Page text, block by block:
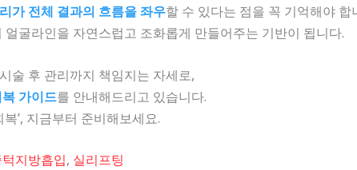
가 전체 결과의 흐름을 좌우할 수 있다는 점을 꼭 기억해야 합
얼굴라인을 자연스럽고 조화롭게 만들어주는 기반이 됩니다.
술 후 관리까지 책임지는 자세로,
가이드를 안내해드리고 있습니다.
’, 지금부터 준비해보세요.
지방흡입, 실리프팅